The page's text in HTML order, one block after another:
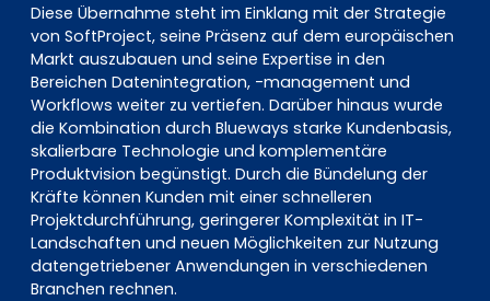
Diese Übernahme steht im Einklang mit der Strategie
von SoftProject, seine Präsenz auf dem europäischen
Markt auszubauen und seine Expertise in den
Bereichen Datenintegration, -management und
Workflows weiter zu vertiefen. Darüber hinaus wurde
die Kombination durch Blueways starke Kundenbasis,
skalierbare Technologie und komplementäre
Produktvision begünstigt. Durch die Bündelung der
Kräfte können Kunden mit einer schnelleren
Projektdurchführung, geringerer Komplexität in IT-
Landschaften und neuen Möglichkeiten zur Nutzung
datengetriebener Anwendungen in verschiedenen
Branchen rechnen.